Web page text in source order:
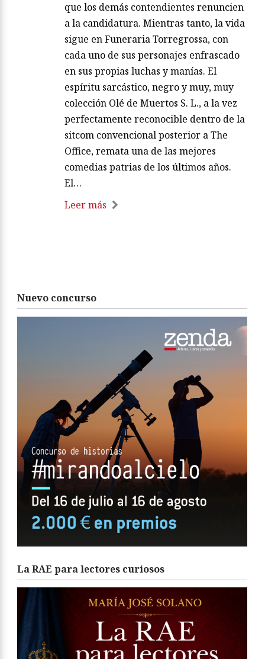
que los demás contendientes renuncien
a la candidatura. Mientras tanto, la vida
sigue en Funeraria Torregrossa, con
cada uno de sus personajes enfrascado
en sus propias luchas y manías. El
espíritu sarcástico, negro y muy, muy
colección Olé de Muertos S. L., a la vez
perfectamente reconocible dentro de la
sitcom convencional posterior a The
Office, remata una de las mejores
comedias patrias de los últimos años.
El…
Leer más
Nuevo concurso
La RAE para lectores curiosos